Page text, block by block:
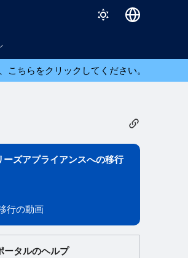
日本語
ちらをクリックしてください。
ズアプライアンスへの移行
行の動画
ータルのヘルプ